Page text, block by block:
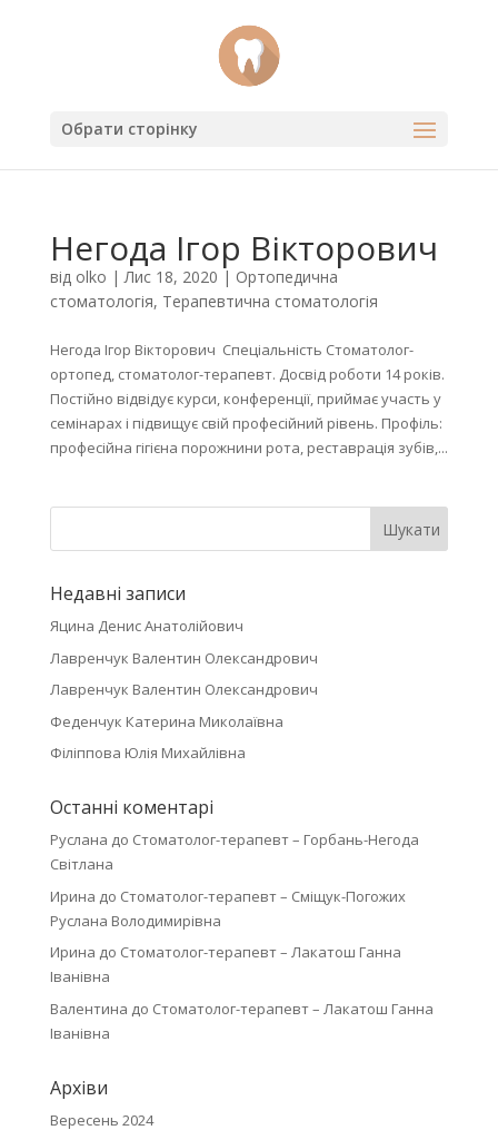
Обрати сторінку
Негода Ігор Вікторович
від olko |Лис 18, 2020 | Ортопедична
стоматологія, Терапевтична стоматологія
Негода Ігор Вікторович Спеціальність Стоматолог-
ортопед, стоматолог-терапевт. Досвід роботи 14 років.
Постійно відвідує курси, конференції, приймає участь у
семінарах і підвищує свій професійний рівень. Профіль:
професійна гігієна порожнини рота, реставрація зубів,...
Недавні записи
Яцина Денис Анатолійович
Лавренчук Валентин Олександрович
Лавренчук Валентин Олександрович
Феденчук Катерина Миколаївна
Філіппова Юлія Михайлівна
Останні коментарі
Руслана до Стоматолог-терапевт – Горбань-Негода
Світлана
Ирина до Стоматолог-терапевт – Сміщук-Погожих
Руслана Володимирівна
Ирина до Стоматолог-терапевт – Лакатош Ганна
Іванівна
Валентина до Стоматолог-терапевт – Лакатош Ганна
Іванівна
Архіви
Вересень 2024